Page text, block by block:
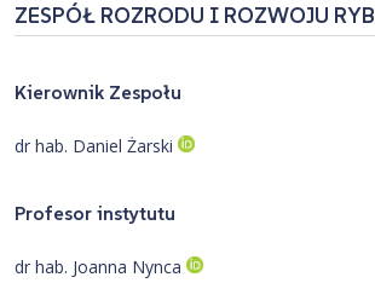
ZESPÓŁ ROZRODU I ROZWOJU RYB
Kierownik Zespołu
dr hab. Daniel Żarski
Profesor instytutu
dr hab. Joanna Nynca